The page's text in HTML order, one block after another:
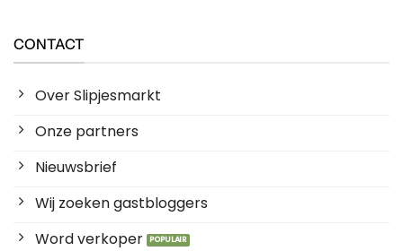
CONTACT
Over Slipjesmarkt
Onze partners
Nieuwsbrief
Wij zoeken gastbloggers
Word verkoper